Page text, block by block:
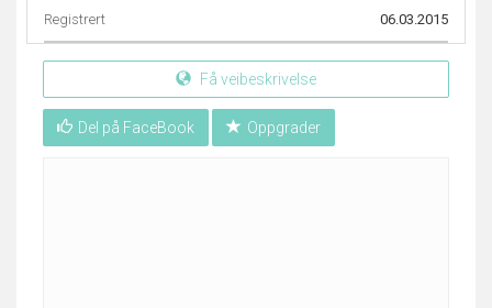
Registrert 06.03.2015
Få veibeskrivelse
Del på FaceBook Oppgrader